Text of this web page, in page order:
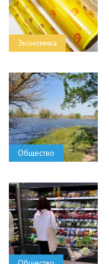
Экономика
Общество